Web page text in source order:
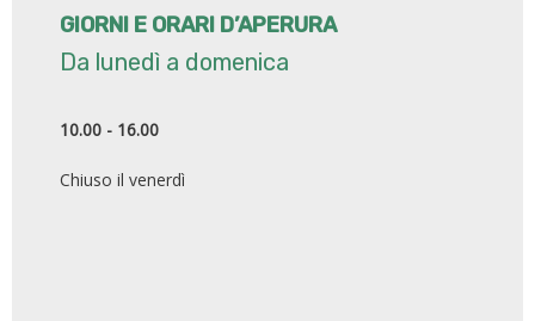
GIORNI E ORARI D’APERURA
Da lunedì a domenica
10.00 - 16.00
Chiuso il venerdì